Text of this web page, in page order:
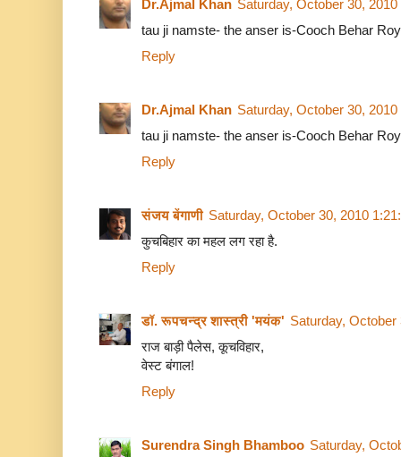
Dr.Ajmal Khan Saturday, October 30,
tau ji namste- the anser is-Cooch Behar
Reply
Dr.Ajmal Khan Saturday, October 30,
tau ji namste- the anser is-Cooch Behar
Reply
संजय बेंगाणी Saturday, October 30, 2010
कुचबिहार का महल लग रहा है.
Reply
डॉ. रूपचन्द्र शास्त्री 'मयंक' Saturday,
राज बाड़ी पैलेस, कूचविहार,
वेस्ट बंगाल!
Reply
Surendra Singh Bhamboo Saturday,